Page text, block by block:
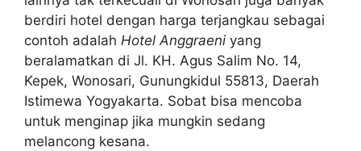
berdiri hotel dengan harga terjangkau sebagai
contoh adalah Hotel Anggraeni yang
beralamatkan di Jl. KH. Agus Salim No. 14,
Kepek, Wonosari, Gunungkidul 55813, Daerah
Istimewa Yogyakarta. Sobat bisa mencoba
untuk menginap jika mungkin sedang
melancong kesana.